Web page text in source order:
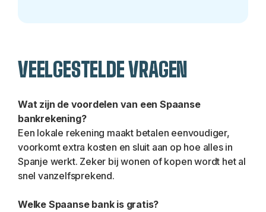
VEELGESTELDE VRAGEN
Wat zijn de voordelen van een Spaanse
bankrekening?
Een lokale rekening maakt betalen eenvoudiger,
voorkomt extra kosten en sluit aan op hoe alles in
Spanje werkt. Zeker bij wonen of kopen wordt het al
snel vanzelfsprekend.
Welke Spaanse bank is gratis?